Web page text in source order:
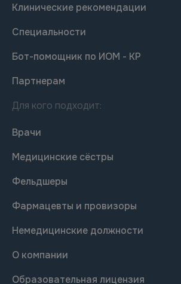
Клинические рекомендации
Специальности
Бот-помощник по ИОМ - КР
Партнерам
Для кого подходит:
Врачи
Медицинские сёстры
Фельдшеры
Фармацевты и провизоры
Немедицинские должности
О компании
Образовательная лицензия